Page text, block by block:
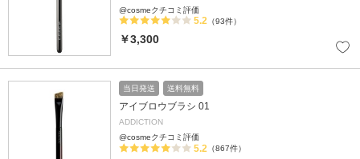
@cosmeクチコミ評価
5.2 （93件）
￥3,300
当日発送 送料無料
アイブロウブラシ 01
ADDICTION
@cosmeクチコミ評価
5.2 （867件）